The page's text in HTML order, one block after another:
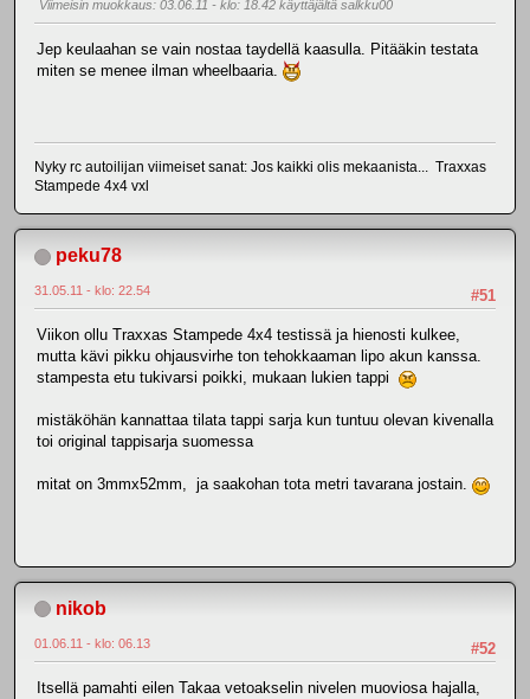
Viimeisin muokkaus: 03.06.11 - klo: 18.42 käyttäjältä salkku00
Jep keulaahan se vain nostaa taydellä kaasulla. Pitääkin testata
miten se menee ilman wheelbaaria.
Nyky rc autoilijan viimeiset sanat: Jos kaikki olis mekaanista... Traxxas
Stampede 4x4 vxl
peku78
#51
31.05.11 - klo: 22.54
Viikon ollu Traxxas Stampede 4x4 testissä ja hienosti kulkee,
mutta kävi pikku ohjausvirhe ton tehokkaaman lipo akun kanssa.
stampesta etu tukivarsi poikki, mukaan lukien tappi
mistäköhän kannattaa tilata tappi sarja kun tuntuu olevan kivenalla
toi original tappisarja suomessa
mitat on 3mmx52mm, ja saakohan tota metri tavarana jostain.
nikob
#52
01.06.11 - klo: 06.13
Itsellä pamahti eilen Takaa vetoakselin nivelen muoviosa hajalla,